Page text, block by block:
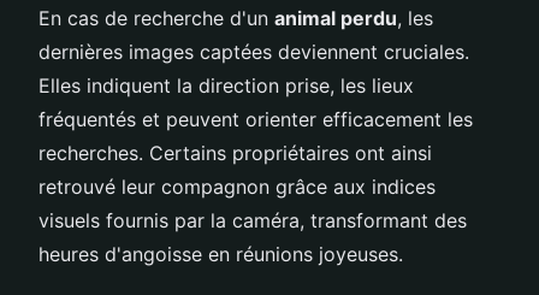
En cas de recherche d'un animal perdu, les
dernières images captées deviennent cruciales.
Elles indiquent la direction prise, les lieux
fréquentés et peuvent orienter efficacement les
recherches. Certains propriétaires ont ainsi
retrouvé leur compagnon grâce aux indices
visuels fournis par la caméra, transformant des
heures d'angoisse en réunions joyeuses.